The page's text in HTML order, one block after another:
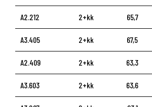
A2.212 2+kk 65,7
A3.405 2+kk 67,5
A2.409 2+kk 63,3
A3.603 2+kk 63,6